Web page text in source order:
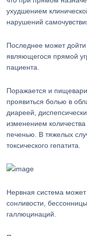
ухудшением
нарушений
Последнее может
являющегося прямой
пациента.
Поражается и
проявиться болью в
диареей,
изменением
печенью. В тяжелых
токсического гепатита.
Нервная система может
сонливости,
галлюцинаций.